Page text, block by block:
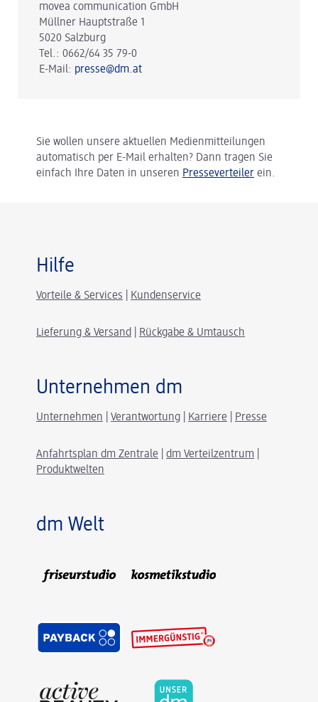
movea communication GmbH
Müllner Hauptstraße 1
5020 Salzburg
Tel.: 0662/64 35 79-0
E-Mail: presse@dm.at
Sie wollen unsere aktuellen Medienmitteilungen
automatisch per E-Mail erhalten? Dann tragen Sie
einfach Ihre Daten in unseren Presseverteiler ein.
Hilfe
Vorteile & Services Kundenservice
Lieferung & Versand Rückgabe & Umtausch
Unternehmen dm
Unternehmen Verantwortung Karriere Presse
Anfahrtsplan dm Zentrale dm Verteilzentrum
Produktwelten
dm Welt